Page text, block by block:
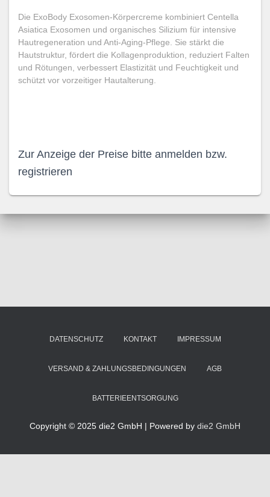
Die ExoBody Exosomen-Körpercreme kombiniert Centella
Asiatica Exosomen und organisches Silizium für intensive
Hautregeneration und Anti-Aging-Pflege. Sie stärkt die
Hautstruktur, fördert die Kollagenproduktion, reduziert Falten
und Rötungen, verbessert Elastizität und Feuchtigkeit und
schützt vor vorzeitiger Hautalterung.
Zur Anzeige der Preise bitte anmelden bzw.
registrieren
DATENSCHUTZ KONTAKT IMPRESSUM
VERSAND & ZAHLUNGSBEDINGUNGEN AGB
BATTERIEENTSORGUNG
Copyright © 2025 die2 GmbH | Powered by die2 GmbH